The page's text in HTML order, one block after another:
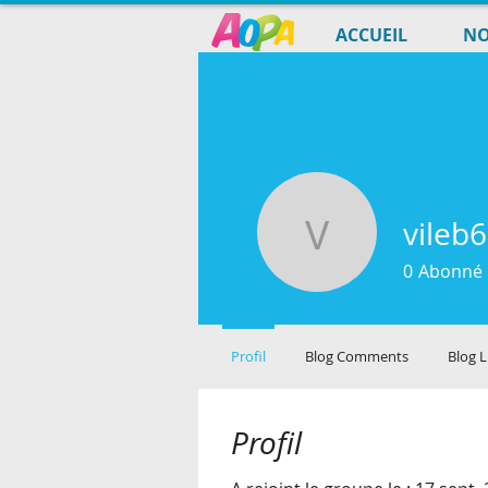
ACCUEIL
Profil
0 Abonné
Profil Blog Comments Blog